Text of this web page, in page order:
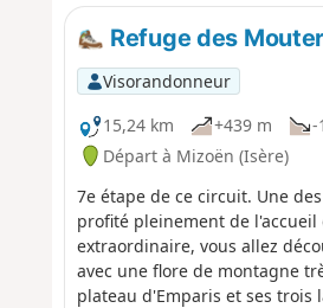
Refuge des
Visorandonneur
15,24 km
+439 m -
Départ à Mizoën (Isère)
7e étape de ce circuit. Une
profité pleinement de
extraordinaire, vous allez
avec une flore de montagne
plateau d'Emparis et ses trois